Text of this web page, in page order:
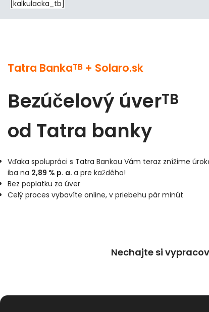
[kalkulacka_tb]
Tatra BankaTB + Solaro.sk
Bezúčelový úverTB
od Tatra banky
Vďaka spolupráci s Tatra Bankou Vám teraz znížime
iba na 2,89 % p. a. a pre každého!
Bez poplatku za úver
Celý proces vybavíte online, v priebehu pár minút
Nechajte si